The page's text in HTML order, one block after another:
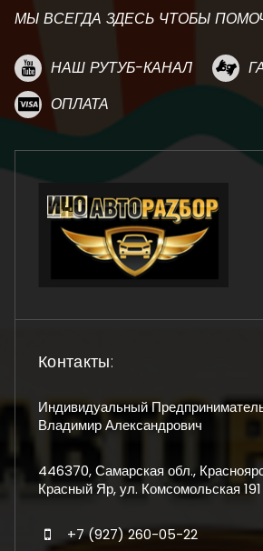
МЫ ВСЕГДА ЗДЕСЬ ЧТОБЫ
НАШ РУТУБ-КАНАЛ
ОПЛАТА
Контакты:
Индивидуальный
Владимир Александрович
446370, Самарская обл.,
Красный Яр, ул. Комсомольская 191
+7 (927) 260-05-22